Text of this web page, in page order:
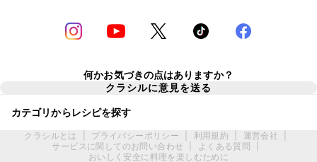
何かお気づきの点はありますか？
クラシルに意見を送る
カテゴリからレシピを探す
クラシルとは プライバシーポリシー 利用規約 運営会社
サービスに関してのお問い合わせ
よくある質問
おいしく安全に料理を楽しむために